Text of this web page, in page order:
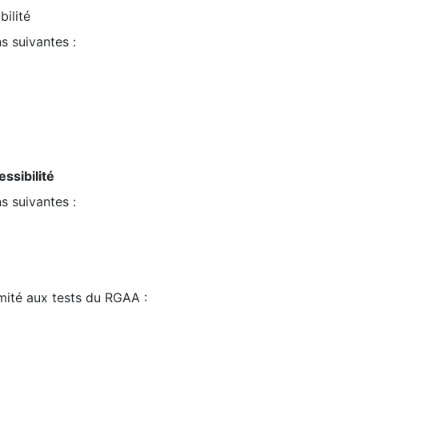
suivantes :
suivantes :
aux tests du RGAA :